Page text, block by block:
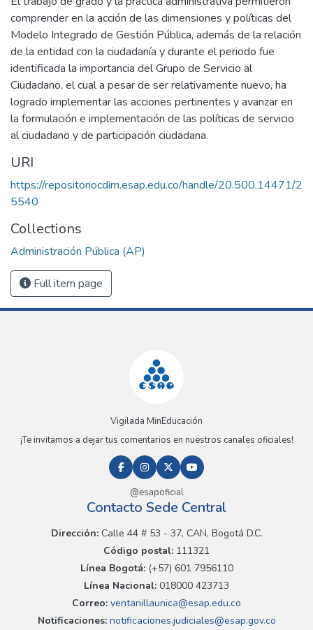
comprender en la acción de las dimensiones y políticas del
Modelo Integrado de Gestión Pública, además de la relación
de la entidad con la ciudadanía y durante el periodo fue
identificada la importancia del Grupo de Servicio al
Ciudadano, el cual a pesar de ser relativamente nuevo, ha
logrado implementar las acciones pertinentes y avanzar en
la formulación e implementación de las políticas de servicio
al ciudadano y de participación ciudadana.
URI
https://repositoriocdim.esap.edu.co/handle/20.500.14471/2
5540
Collections
Administración Pública (AP)
Full item page
Vigilada MinEducación
¡Te invitamos a dejar tus comentarios en nuestros canales oficiales!
@esapoficial
Contacto Sede Central
Dirección:Calle 44 # 53 - 37, CAN, Bogotá D.C.
Código postal: 111321
Línea Bogotá:(+57) 601 7956110
Línea Nacional: 018000 423713
Correo: ventanillaunica@esap.edu.co
Notificaciones:notificaciones.judiciales@esap.gov.co